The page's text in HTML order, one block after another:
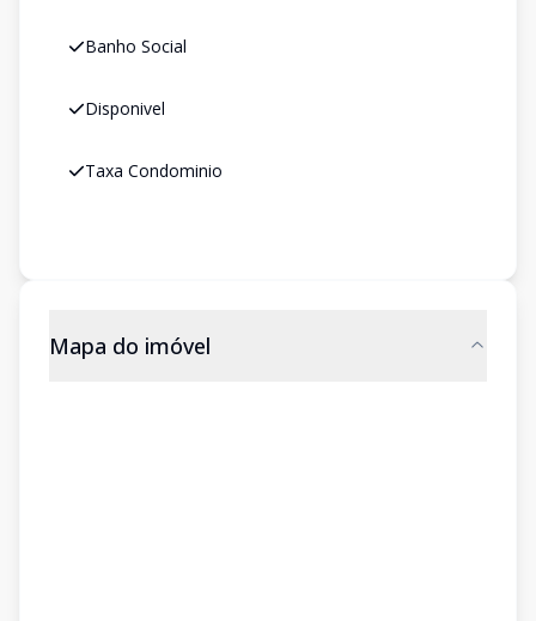
Banho Social
Disponivel
Taxa Condominio
Mapa do imóvel